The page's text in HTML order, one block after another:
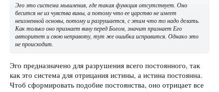
Эго это система мышления, где такая функция отсутствует. Оно
бесится не из чувства вины, а потому что ее царство не имеет
неизменной основы, потому и разрушается, с этим что то надо делать.
Как только оно признает вину перед Богом, значит признает Его
авторитет и свою неправоту, тут же ошибка исправится. Однако это
не происходит.
Эго предназначено для разрушения всего постоянного, так
как это система для отрицания истины, а истина постоянна.
Чтоб сформировать подобие постоянства, оно отрицает все